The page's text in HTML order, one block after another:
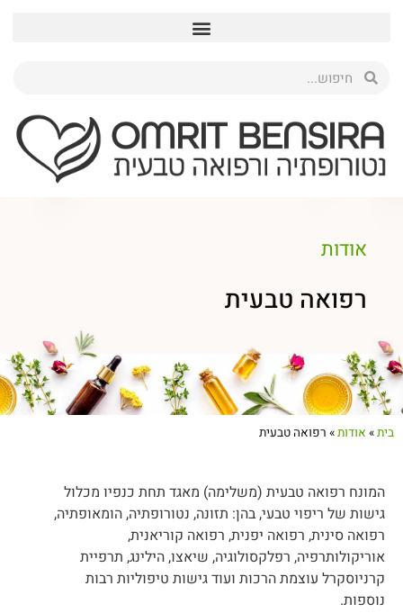
אודות
רפואה טבעית
בית» אודות» רפואה טבעית
המונח רפואה טבעית (משלימה) מאגד תחת כנפיו מכלול
גישות של ריפוי טבעי, בהן: תזונה, נטורופתיה, הומאופתיה,
רפואה סינית, רפואה יפנית, רפואה קוריאנית,
אוריקולותרפיה, רפלקסולוגיה, שיאצו, הילינג, תרפיית
קרניוסקרל עוצמת הרכות ועוד גישות טיפוליות רבות
נוספות.